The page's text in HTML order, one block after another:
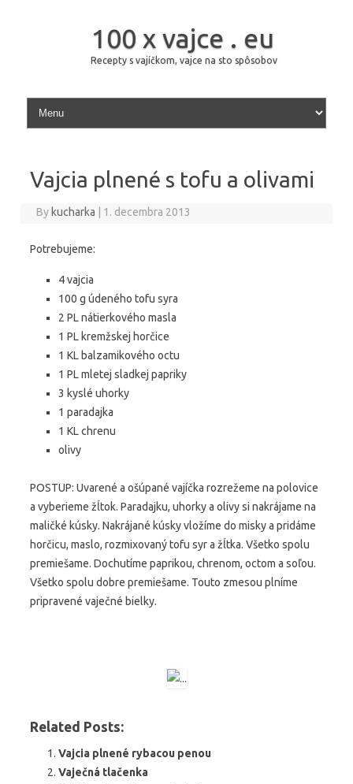
100 x vajce . eu
Recepty s vajíčkom, vajce na sto spôsobov
Skip to content
Vajcia plnené s tofu a olivami
By kucharka 1. decembra 2013
Potrebujeme:
4 vajcia
100 g údeného tofu syra
2 PL nátierkového masla
1 PL kremžskej horčice
1 KL balzamikového octu
1 PL mletej sladkej papriky
3 kyslé uhorky
1 paradajka
1 KL chrenu
olivy
POSTUP: Uvarené a ošúpané vajíčka rozrežeme na polovice
a vyberieme žĺtok. Paradajku, uhorky a olivy si nakrájame na
maličké kúsky. Nakrájané kúsky vložíme do misky a pridáme
horčicu, maslo, rozmixovaný tofu syr a žĺtka. Všetko spolu
premiešame. Dochutíme paprikou, chrenom, octom a soľou.
Všetko spolu dobre premiešame. Touto zmesou plníme
pripravené vaječné bielky.
Related Posts:
Vajcia plnené rybacou penou
Vaječná tlačenka